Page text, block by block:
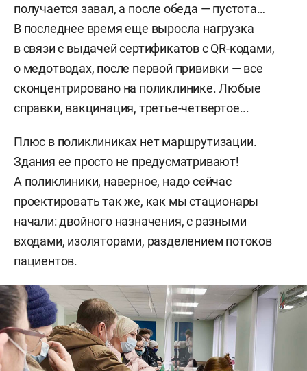
получается завал, а после обеда — пустота…
В последнее время еще выросла нагрузка
в связи с выдачей сертификатов с QR-кодами,
о медотводах, после первой прививки — все
сконцентрировано на поликлинике. Любые
справки, вакцинация, третье-четвертое...
Плюс в поликлиниках нет маршрутизации.
Здания ее просто не предусматривают!
А поликлиники, наверное, надо сейчас
проектировать так же, как мы стационары
начали: двойного назначения, с разными
входами, изоляторами, разделением потоков
пациентов.